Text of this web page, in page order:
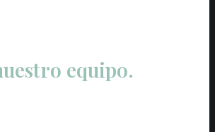
equipo.